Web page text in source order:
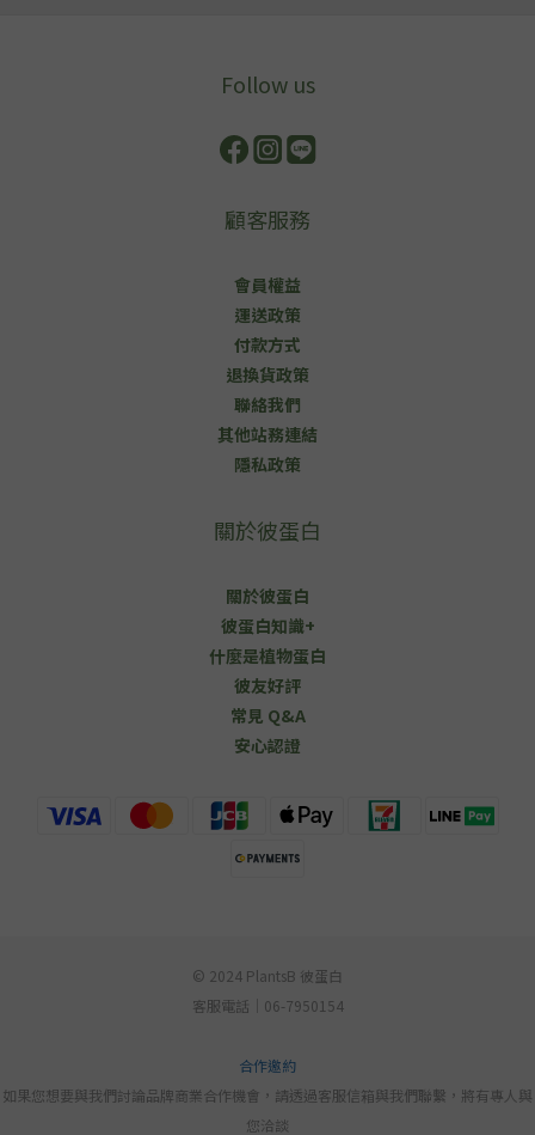
Follow us
顧客服務
會員權益
運送政策
付款方式
退換貨政策
聯絡我們
其他站務連結
隱私政策
關於彼蛋白
關於彼蛋白
彼蛋白知識+
什麼是植物蛋白
彼友好評
常見 Q&A
安心認證
© 2024 PlantsB 彼蛋白
客服電話｜06-7950154
合作邀約
如果您想要與我們討論品牌商業合作機會，請透過客服信箱與我們聯繫，將有專人與
您洽談